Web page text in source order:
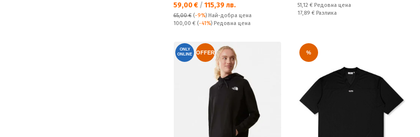
Текуща цена:
59,00 € / 115,39 лв.
65,00 € (-9%) Най-добра цена
Редовна цена:
100,00 € (-41%) Редовна цена
Редовна цена:
51,12 € Редовна цена
Спестявате:
17,89 € Разлика
ONLY
ONLINE
OFFER %